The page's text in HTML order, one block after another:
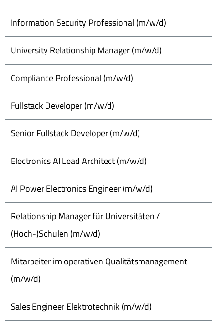
Information Security Professional (m/w/d)
University Relationship Manager (m/w/d)
Compliance Professional (m/w/d)
Fullstack Developer (m/w/d)
Senior Fullstack Developer (m/w/d)
Electronics AI Lead Architect (m/w/d)
AI Power Electronics Engineer (m/w/d)
Relationship Manager für Universitäten /
(Hoch-)Schulen (m/w/d)
Mitarbeiter im operativen Qualitätsmanagement
(m/w/d)
Sales Engineer Elektrotechnik (m/w/d)